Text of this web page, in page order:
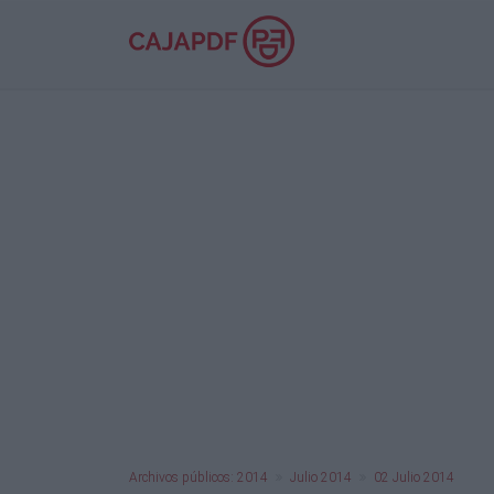
Archivos públicos: 2014 Julio 2014 02 Julio 2014